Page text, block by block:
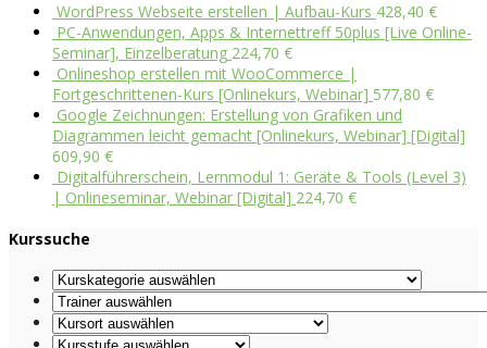
WordPress Webseite erstellen | Aufbau-Kurs 428,40 €
PC-Anwendungen, Apps & Internettreff 50plus [Live Online-
Seminar], Einzelberatung 224,70 €
Onlineshop erstellen mit WooCommerce |
Fortgeschrittenen-Kurs [Onlinekurs, Webinar] 577,80 €
Google Zeichnungen: Erstellung von Grafiken und
Diagrammen leicht gemacht [Onlinekurs, Webinar] [Digital]
609,90 €
Digitalführerschein, Lernmodul 1: Geräte & Tools (Level 3)
| Onlineseminar, Webinar [Digital] 224,70 €
Kurssuche